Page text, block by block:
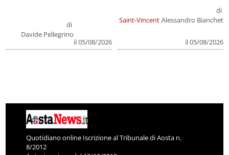
di
Davide Pellegrino
il 05/08/2026
Saint-Vincent
di
Alessandro Bianchet
il 05/08/2026
Quotidiano online Iscrizione al Tribunale di Aosta n.
8/2012